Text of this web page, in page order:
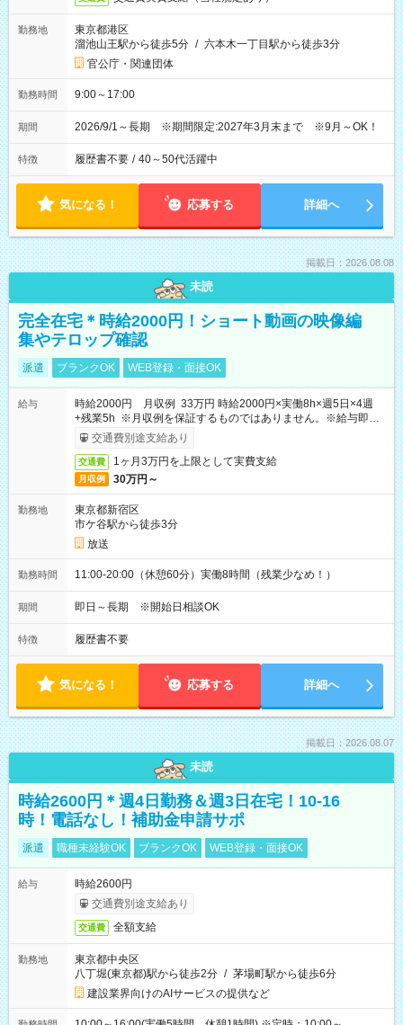
勤務地
東京都港区
溜池山王駅から徒歩5分 / 六本木一丁目駅から徒歩3分
官公庁・関連団体
勤務時間 9:00～17:00
期間 2026/9/1～長期 ※期間限定:2027年3月末まで ※9月～OK！
特徴 履歴書不要 / 40～50代活躍中
気になる！ 応募する 詳細へ
掲載日：2026.08.08
未読
完全在宅＊時給2000円！ショート動画の映像編
集やテロップ確認
派遣 ブランクOK WEB登録・面接OK
給与
時給2000円 月収例 33万円 時給2000円×実働8h×週5日×4週
+残業5h ※月収例を保証するものではありません。※給与即受
取りサービス利用可（利用条件有）
交通費別途支給あり
交通費 1ヶ月3万円を上限として実費支給
月収例 30万円～
勤務地
東京都新宿区
市ケ谷駅から徒歩3分
放送
勤務時間 11:00-20:00（休憩60分）実働8時間（残業少なめ！）
期間 即日～長期 ※開始日相談OK
特徴 履歴書不要
気になる！ 応募する 詳細へ
掲載日：2026.08.07
未読
時給2600円＊週4日勤務＆週3日在宅！10-16
時！電話なし！補助金申請サポ
派遣 職種未経験OK ブランクOK WEB登録・面接OK
給与
時給2600円
交通費別途支給あり
交通費 全額支給
勤務地
東京都中央区
八丁堀(東京都)駅から徒歩2分 / 茅場町駅から徒歩6分
建設業界向けのAIサービスの提供など